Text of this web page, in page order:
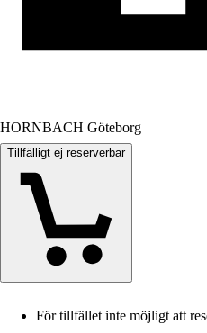
HORNBACH Göteborg
Tillfälligt ej reserverbar
För tillfället inte möjligt att